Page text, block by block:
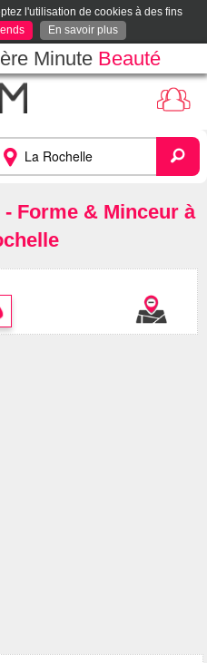
l'utilisation de cookies à des fins
En savoir plus
Minute Beauté
Forme & Minceur à